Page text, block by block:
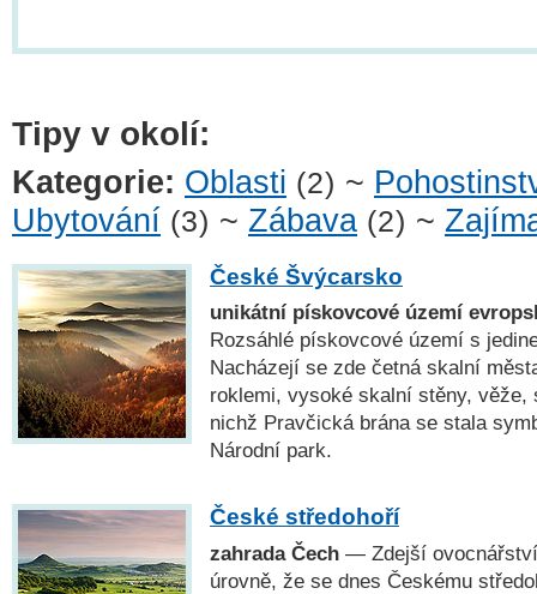
Tipy v okolí:
Kategorie: Oblasti (2) ~
Ubytování (3) ~ Zábava (2) ~
České Švýcarsko
unikátní pískovcové území
Rozsáhlé pískovcové území s
Nacházejí se zde četná skalní
roklemi, vysoké skalní stěny, věže,
nichž Pravčická brána se stala
Národní park.
České středohoří
zahrada Čech — Zdejší
úrovně, že se dnes Českému